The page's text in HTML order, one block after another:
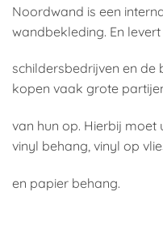
Noordwand is een
wandbekleding. En
schildersbedrijven en de
kopen vaak grote
van hun op. Hierbij moet
vinyl behang, vinyl op
en papier behang.